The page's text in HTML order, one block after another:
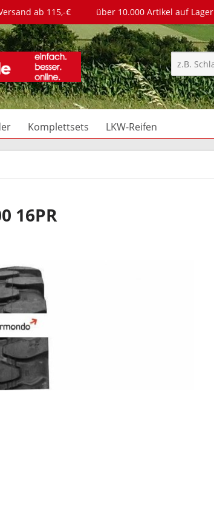
ab 115,-€ über 10.000 Artikel auf Lager
Komplettsets LKW-Reifen
16PR